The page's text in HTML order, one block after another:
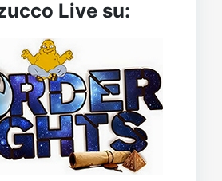
Live su: